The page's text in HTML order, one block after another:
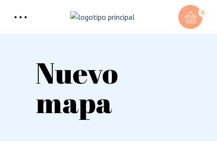
0
Nuevo
mapa